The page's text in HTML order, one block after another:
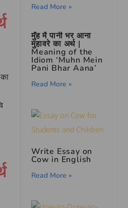
Read More »
मुँह में पानी भर आना
मुहावरे का अर्थ |
Meaning of the
Idiom ‘Muhn Mein
Pani Bhar Aana’
Read More »
Write Essay on
Cow in English
Read More »